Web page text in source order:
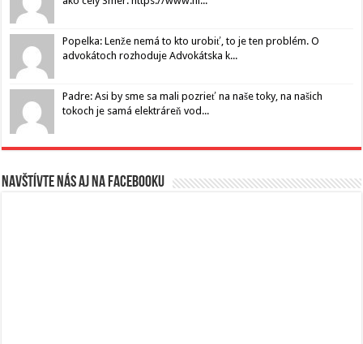
Popelka: Lenže nemá to kto urobiť, to je ten problém. O
advokátoch rozhoduje Advokátska k...
Padre: Asi by sme sa mali pozrieť na naše toky, na našich
tokoch je samá elektráreň vod...
Navštívte nás aj na Facebooku